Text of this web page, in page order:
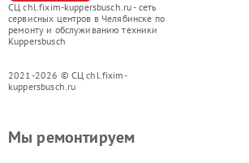
СЦ chl.fixim-kuppersbusch.ru - сеть
сервисных центров в Челябинске по
ремонту и обслуживанию техники
Kuppersbusch
2021-2026 © СЦ chl.fixim-
kuppersbusch.ru
Мы ремонтируем